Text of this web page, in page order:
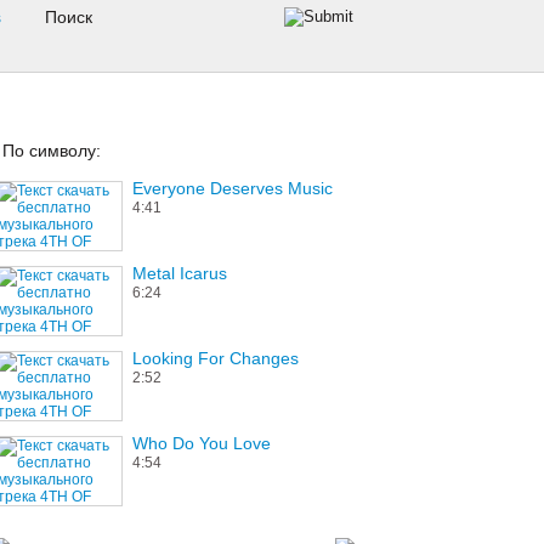
По символу:
Everyone Deserves Music
4:41
Metal Icarus
6:24
Looking For Changes
2:52
Who Do You Love
4:54